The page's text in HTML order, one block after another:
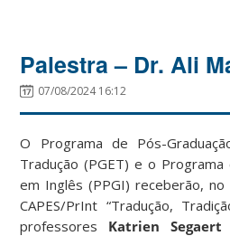
Palestra – Dr. Ali
07/08/2024 16:12
O Programa de Pós-
Tradução (PGET) e o Programa
em Inglês (PPGI) receberão,
CAPES/PrInt “Tradução,
professores Katrien